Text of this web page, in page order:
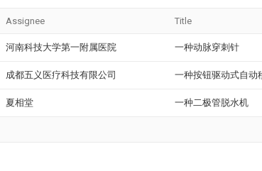
Assignee Title
河南科技大学第一附属医院 一种动脉穿刺针
成都五义医疗科技有限公司 一种按钮驱动式自动
夏相堂 一种二极管脱水机